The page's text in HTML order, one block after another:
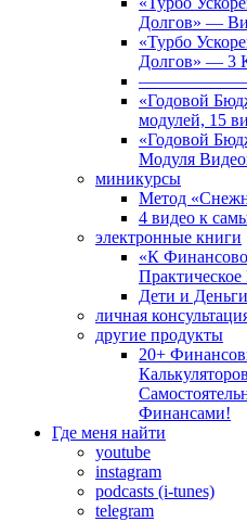
Долгов» —
«Турбо
Долгов» — 3
«Годовой
модулей, 15
«Годовой
Модуля
миникурсы
Метод
4 видео к
электронные книги
«К
Практическое
Дети и
личная
другие продукты
20+
Финансами!
Где меня найти
youtube
instagram
podcasts (i-tunes)
telegram